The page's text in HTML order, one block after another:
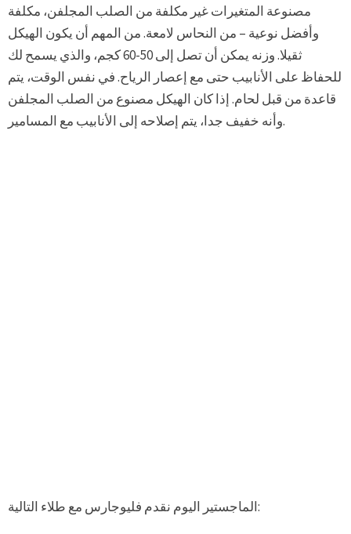
مصنوعة المتغيرات غير مكلفة من الصلب المجلفن، مكلفة
وأفضل نوعية – من النحاس لامعة. من المهم أن يكون الهيكل
ثقيلا. وزنه يمكن أن تصل إلى 50-60 كجم، والذي يسمح لك
للحفاظ على الأنابيب حتى مع إعصار الرياح. في نفس الوقت، يتم
قاعدة من قبل لحام. إذا كان الهيكل مصنوع من الصلب المجلفن
وأنه خفيف جدا، يتم إصلاحه إلى الأنابيب مع المسامير.
الماجستير اليوم نقدم فليوجارس مع طلاء التالية: